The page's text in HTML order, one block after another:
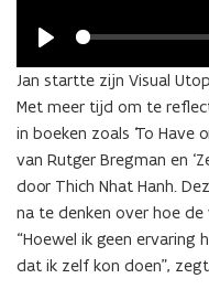
Play
Jan startte zijn Visual
Met meer tijd om te
in boeken zoals ‘To Have
van Rutger Bregman en
door Thich Nhat Hanh.
na te denken over hoe
“Hoewel ik geen ervaring
dat ik zelf kon doen”, zegt